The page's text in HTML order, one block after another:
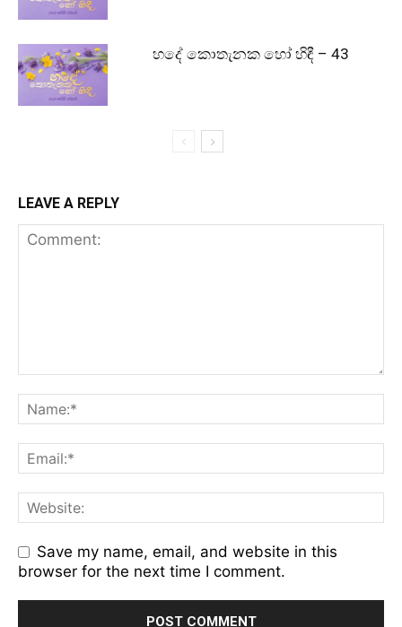
හදේ කොතැනක හෝ හිඳී – 43
LEAVE A REPLY
Save my name, email, and website in this
browser for the next time I comment.